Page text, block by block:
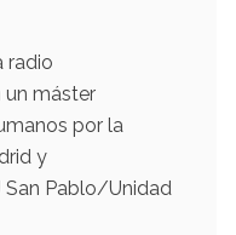
radio
un máster
por la
y
San Pablo/Unidad